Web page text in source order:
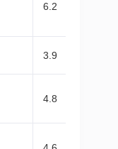
6.2
3.9
4.8